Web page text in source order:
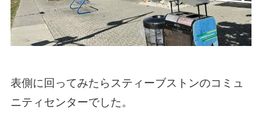
表側に回ってみたらスティーブストンのコミュ
ニティセンターでした。